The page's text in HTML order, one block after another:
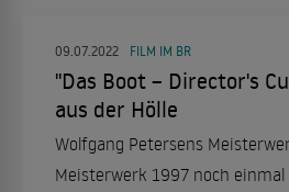
bedrückende Enge und
Feind naht.
09.07.2022 FILM IM BR
"Das Boot – Director's
aus der Hölle
Wolfgang Petersens
Meisterwerk 1997 noch